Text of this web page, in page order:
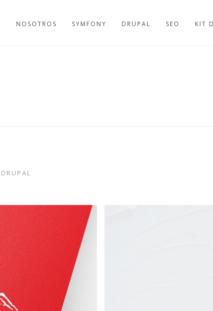
NOSOTROS SYMFONY DRUPAL SEO KIT
DRUPAL